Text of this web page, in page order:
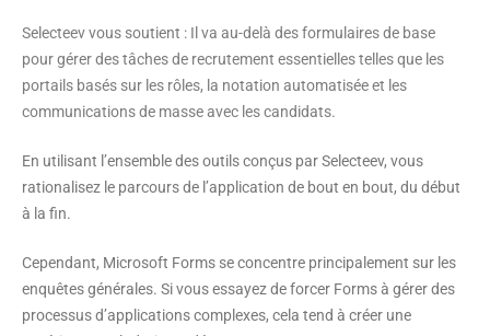
Selecteev vous soutient : Il va au-delà des formulaires de base
pour gérer des tâches de recrutement essentielles telles que les
portails basés sur les rôles, la notation automatisée et les
communications de masse avec les candidats.
En utilisant l’ensemble des outils conçus par Selecteev, vous
rationalisez le parcours de l’application de bout en bout, du début
à la fin.
Cependant, Microsoft Forms se concentre principalement sur les
enquêtes générales. Si vous essayez de forcer Forms à gérer des
processus d’applications complexes, cela tend à créer une